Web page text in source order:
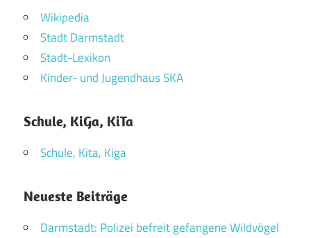
Wikipedia
Stadt Darmstadt
Stadt-Lexikon
Kinder- und Jugendhaus SKA
Schule, KiGa, KiTa
Schule, Kita, Kiga
Neueste Beiträge
Darmstadt: Polizei befreit gefangene Wildvögel